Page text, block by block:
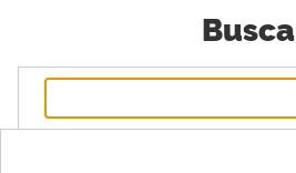
Busca